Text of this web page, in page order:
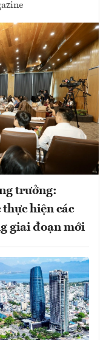
trưởng:
hiện các
giai đoạn mới